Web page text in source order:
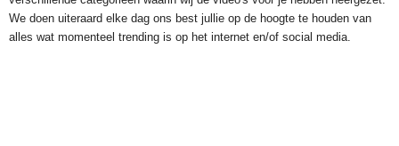
We doen uiteraard elke dag ons best jullie op de hoogte te houden van
alles wat momenteel trending is op het internet en/of social media.